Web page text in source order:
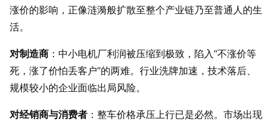
涨价的影响，正像涟漪般扩散至整个产业链乃至普通人的生
活。
对制造商 ：中小电机厂利润被压缩到极致，陷入“不涨价等
死，涨了价怕丢客户”的两难。行业洗牌加速，技术落后、
规模较小的企业面临出局风险。
对经销商与消费者 ：整车价格承压上行已是必然。市场出现